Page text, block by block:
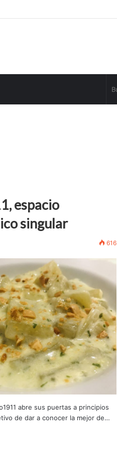
espacio
singular
616
abre sus puertas a principios
de dar a conocer la mejor de…